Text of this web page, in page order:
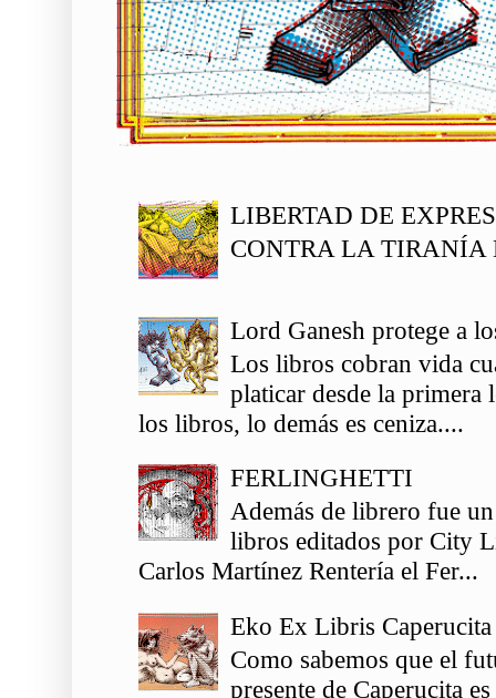
LIBERTAD DE
CONTRA LA TIRANÍA
Lord Ganesh protege a
Los libros cobran vida
platicar desde la primera
los libros, lo demás es ceniza....
FERLINGHETTI
Además de librero fue
libros editados por City
Carlos Martínez Rentería el Fer...
Eko Ex Libris
Como sabemos que el
presente de Caperucita